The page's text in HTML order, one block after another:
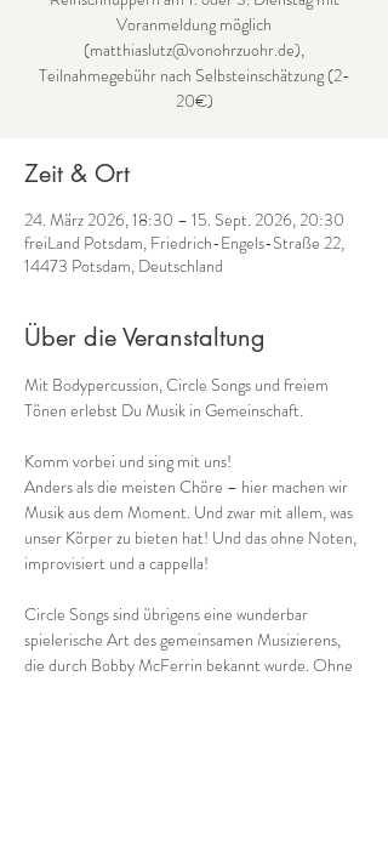
Voranmeldung möglich
(matthiaslutz@vonohrzuohr.de),
Teilnahmegebühr nach Selbsteinschätzung (2-
Zeit & Ort
24. März 2026, 18:30 – 15. Sept. 2026, 20:30
freiLand Potsdam, Friedrich-Engels-Straße 22,
14473 Potsdam, Deutschland
Über die Veranstaltung
Mit Bodypercussion, Circle Songs und freiem
Tönen erlebst Du Musik in Gemeinschaft.
Komm vorbei und sing mit uns!
Anders als die meisten Chöre – hier machen wir
Musik aus dem Moment. Und zwar mit allem, was
unser Körper zu bieten hat! Und das ohne Noten,
improvisiert und a cappella!
Circle Songs sind übrigens eine wunderbar
spielerische Art des gemeinsamen Musizierens,
die durch Bobby McFerrin bekannt wurde. Ohne